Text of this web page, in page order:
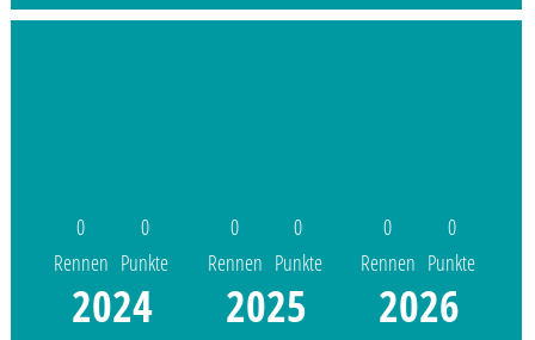
0
Rennen
0
Punkte
2024
0
Rennen
0
Punkte
2025
0
Rennen
0
Punkte
2026